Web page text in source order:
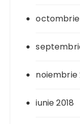
octombrie
noiembrie
iunie 2018